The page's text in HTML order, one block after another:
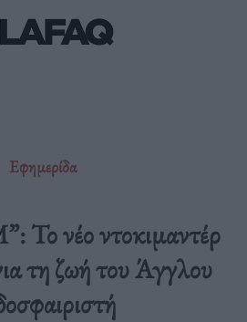
Εφημερίδα
Το νέο ντοκιμαντέρ
τη ζωή του Άγγλου